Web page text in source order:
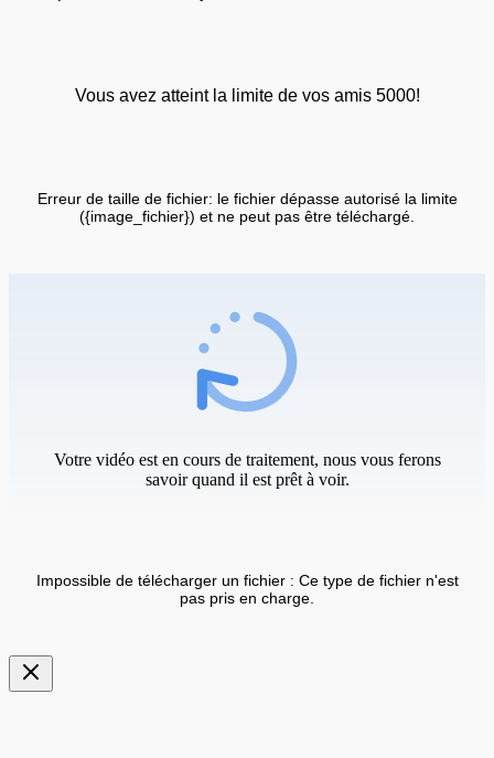
Vous avez atteint la limite de vos amis 5000!
Erreur de taille de fichier: le fichier dépasse autorisé la limite
({image_fichier}) et ne peut pas être téléchargé.
Votre vidéo est en cours de traitement, nous vous ferons
savoir quand il est prêt à voir.
Impossible de télécharger un fichier : Ce type de fichier n'est
pas pris en charge.